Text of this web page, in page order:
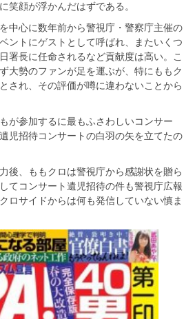
笑顔が浮かんだはずである。
中心に数年前から警視庁・警察庁主催の
ントにゲストとして呼ばれ、またいくつ
署長に任命されるなど貢献度は高い。こ
大勢のファンが足を運ぶが、特にももク
され、その評価が噂に違わないことから
が参加するに最もふさわしいコンサー
児招待コンサートの白羽の矢を立てたの
後、ももクロは警視庁から感謝状を贈ら
てコンサート遺児招待の件も警視庁広報
ロサイドからは何も発信していない慎ま